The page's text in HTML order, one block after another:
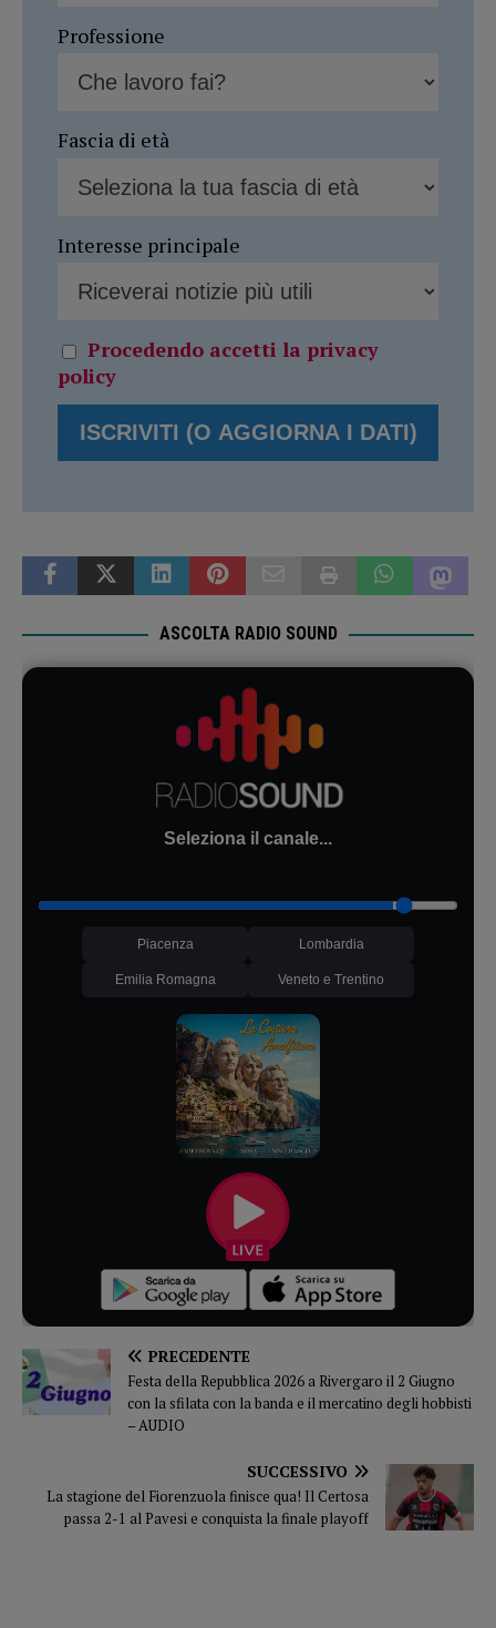
Professione
Fascia di età
Interesse principale
Procedendo accetti la privacy
policy
ASCOLTA RADIO SOUND
Seleziona il canale...
Piacenza Lombardia
Emilia Romagna Veneto e Trentino
PRECEDENTE
Festa della Repubblica 2026 a Rivergaro il 2 Giugno
con la sfilata con la banda e il mercatino degli hobbisti
– AUDIO
SUCCESSIVO
La stagione del Fiorenzuola finisce qua! Il Certosa
passa 2-1 al Pavesi e conquista la finale playoff